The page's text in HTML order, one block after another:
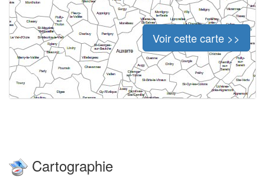
Voir cette carte >>
Cartographie